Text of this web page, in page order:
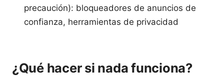
precaución): bloqueadores de anuncios de
confianza, herramientas de privacidad
¿Qué hacer si nada funciona?